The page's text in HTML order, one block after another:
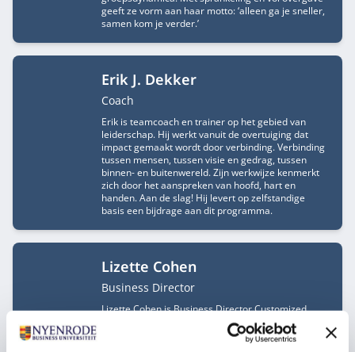
geeft ze vorm aan haar motto: ‘alleen ga je sneller,
samen kom je verder.’
Erik J. Dekker
Functietitel
Coach
Erik is teamcoach en trainer op het gebied van
leiderschap. Hij werkt vanuit de overtuiging dat
impact gemaakt wordt door verbinding. Verbinding
tussen mensen, tussen visie en gedrag, tussen
binnen- en buitenwereld. Zijn werkwijze kenmerkt
zich door het aanspreken van hoofd, hart en
handen. Aan de slag! Hij levert op zelfstandige
basis een bijdrage aan dit programma.
Lizette Cohen
Functietitel
Business Director
Lizette Cohen is Business Director Customized
Executive Education voor de commercial sector bij
Nyenrode Business Universiteit.